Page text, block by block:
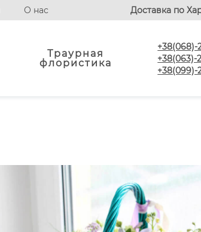
О нас Доставка по
Траурная
флористика
+38(068)-
+38(063)-
+38(099)-